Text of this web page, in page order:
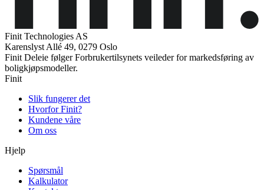
Finit Technologies AS
Karenslyst Allé 49, 0279 Oslo
Finit Deleie følger Forbrukertilsynets veileder for markedsføring av
boligkjøpsmodeller.
Finit
Slik fungerer det
Hvorfor Finit?
Kundene våre
Om oss
Hjelp
Spørsmål
Kalkulator